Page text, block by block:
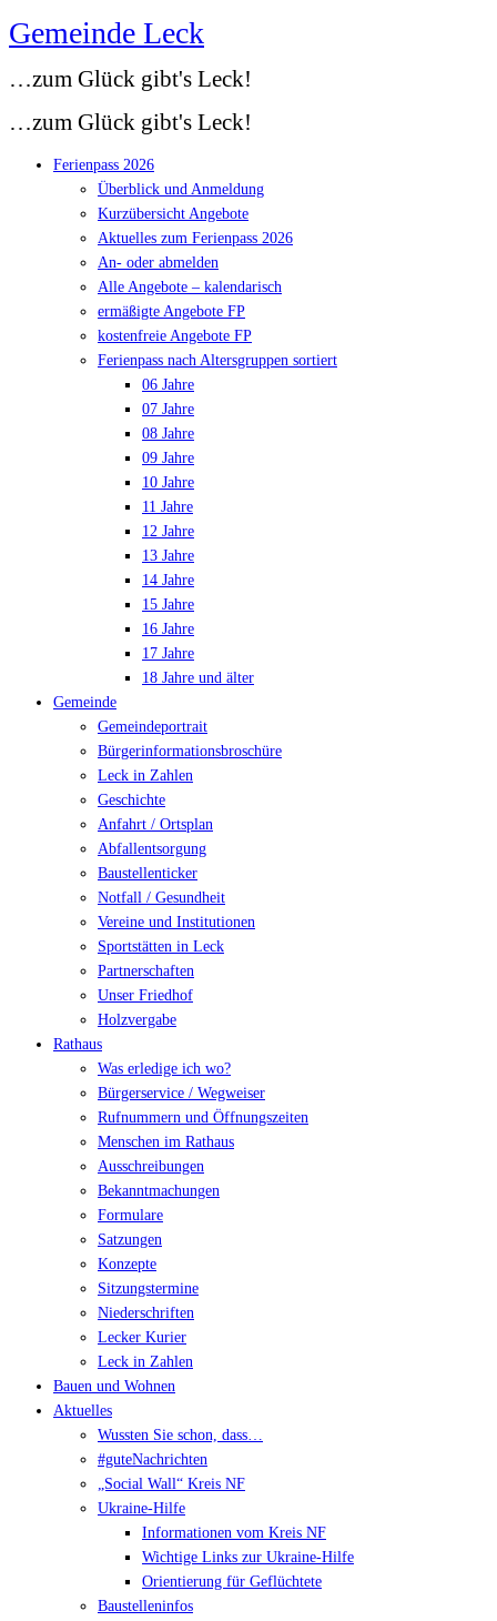
Zum
springen
Gemeinde Leck
…zum Glück gibt's Leck!
…zum Glück gibt's Leck!
Ferienpass 2026
Überblick und Anmeldung
Kurzübersicht Angebote
Aktuelles zum Ferienpass 2026
An- oder abmelden
Alle Angebote – kalendarisch
ermäßigte Angebote FP
kostenfreie Angebote FP
Ferienpass nach Altersgruppen sortiert
06 Jahre
07 Jahre
08 Jahre
09 Jahre
10 Jahre
11 Jahre
12 Jahre
13 Jahre
14 Jahre
15 Jahre
16 Jahre
17 Jahre
18 Jahre und älter
Gemeinde
Gemeindeportrait
Bürgerinformationsbroschüre
Leck in Zahlen
Geschichte
Anfahrt / Ortsplan
Abfallentsorgung
Baustellenticker
Notfall / Gesundheit
Vereine und Institutionen
Sportstätten in Leck
Partnerschaften
Unser Friedhof
Holzvergabe
Rathaus
Was erledige ich wo?
Bürgerservice / Wegweiser
Rufnummern und Öffnungszeiten
Menschen im Rathaus
Ausschreibungen
Bekanntmachungen
Formulare
Satzungen
Konzepte
Sitzungstermine
Niederschriften
Lecker Kurier
Leck in Zahlen
Bauen und Wohnen
Aktuelles
Wussten Sie schon, dass…
#guteNachrichten
„Social Wall“ Kreis NF
Ukraine-Hilfe
Informationen vom Kreis NF
Wichtige Links zur Ukraine-Hilfe
Orientierung für Geflüchtete
Baustelleninfos